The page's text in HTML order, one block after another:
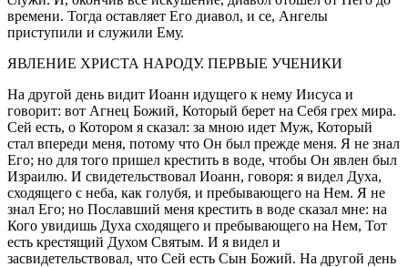
времени. Тогда оставляет Его диавол, и се, Ангелы
приступили и служили Ему.
ЯВЛЕНИЕ ХРИСТА НАРОДУ. ПЕРВЫЕ УЧЕНИКИ
На другой день видит Иоанн идущего к нему Иисуса и
говорит: вот Агнец Божий, Который берет на Себя грех мира.
Сей есть, о Котором я сказал: за мною идет Муж, Который
стал впереди меня, потому что Он был прежде меня. Я не знал
Его; но для того пришел крестить в воде, чтобы Он явлен был
Израилю. И свидетельствовал Иоанн, говоря: я видел Духа,
сходящего с неба, как голубя, и пребывающего на Нем. Я не
знал Его; но Пославший меня крестить в воде сказал мне: на
Кого увидишь Духа сходящего и пребывающего на Нем, Тот
есть крестящий Духом Святым. И я видел и
засвидетельствовал, что Сей есть Сын Божий. На другой день